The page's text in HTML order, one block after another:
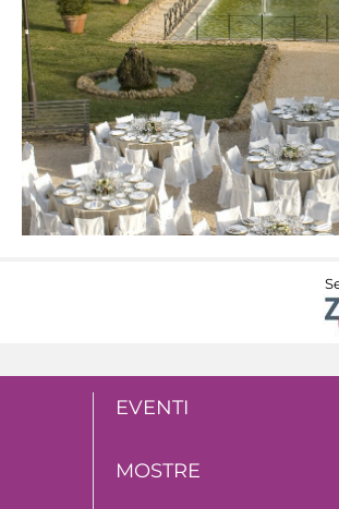
EVENTI
MOSTRE